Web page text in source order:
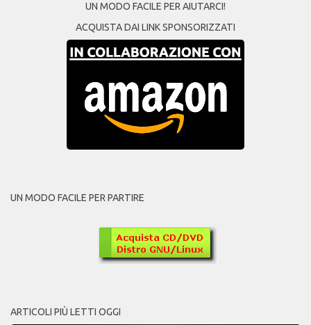
UN MODO FACILE PER AIUTARCI!
ACQUISTA DAI LINK SPONSORIZZATI
UN MODO FACILE PER PARTIRE
ARTICOLI PIÙ LETTI OGGI